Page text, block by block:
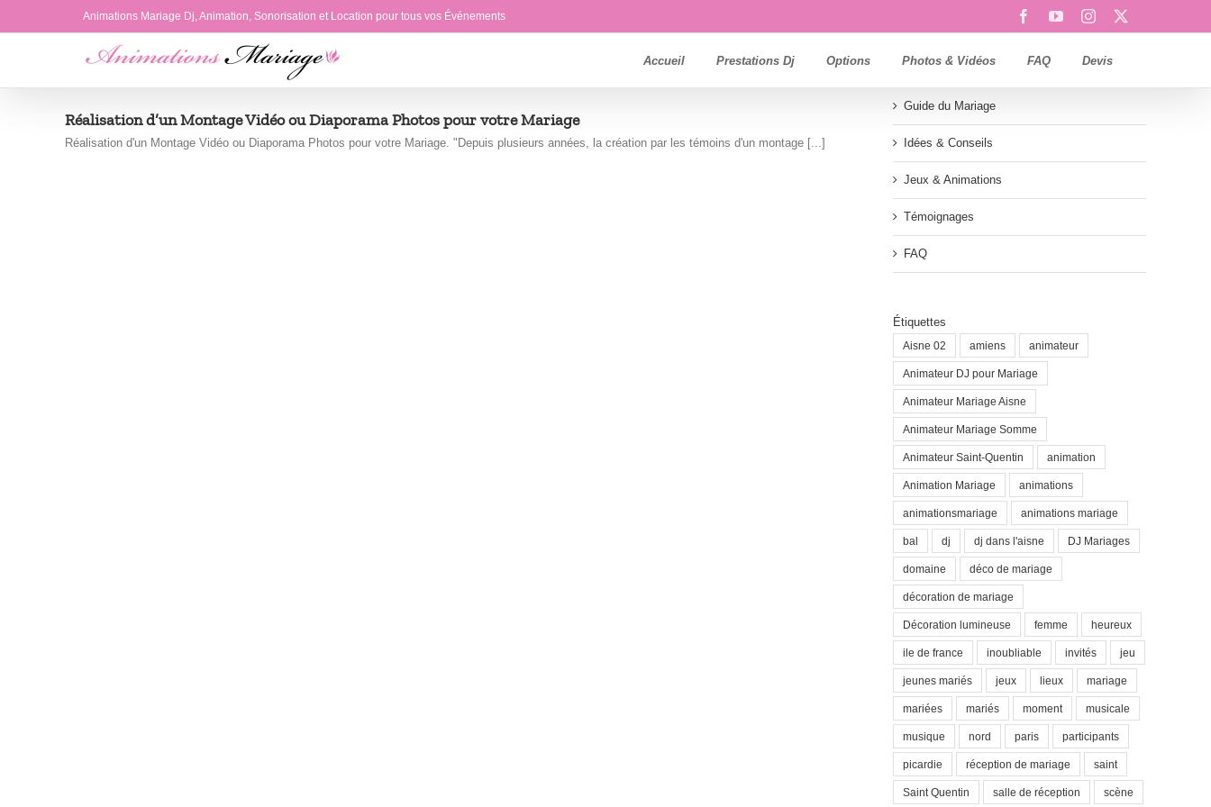
Animations Mariage Dj, Animation, Sonorisation et Location pour tous vos Événements FacebookYouTubeInstagram
Accueil Prestations Dj Options Photos & Vidéos FAQ Devis
Réalisation d’un Montage Vidéo ou Diaporama Photos pour votre Mariage
Réalisation d'un Montage Vidéo ou Diaporama Photos pour votre Mariage. "Depuis plusieurs années, la création par les témoins d'un montage [...]
Guide du Mariage
Idées & Conseils
Jeux & Animations
Témoignages
FAQ
Étiquettes
Aisne 02 amiens animateur
Animateur DJ pour Mariage
Animateur Mariage Aisne
Animateur Mariage Somme
Animateur Saint-Quentin animation
Animation Mariage animations
animationsmariage animations mariage
bal dj dj dans l'aisne DJ Mariages
domaine déco de mariage
décoration de mariage
Décoration lumineuse femme heureux
ile de france inoubliable invités jeu
jeunes mariés jeux lieux mariage
mariées mariés moment musicale
musique nord paris participants
picardie réception de mariage saint
Saint Quentin salle de réception scène